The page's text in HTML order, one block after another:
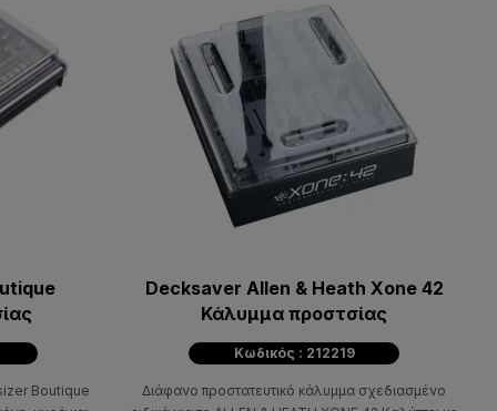
Boutique
Decksaver Allen & Heath Xone 42
Κάλυμμα προστσίας
Κωδικός : 212219
Διάφανο προστατευτικό κάλυμμα σχεδιασμένο